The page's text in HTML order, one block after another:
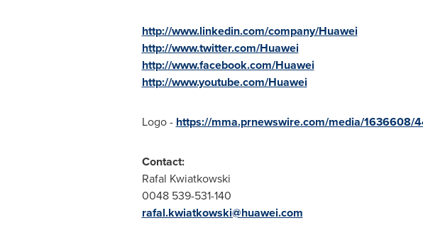
http://www.linkedin.com/company/Huawei
http://www.twitter.com/Huawei
http://www.facebook.com/Huawei
http://www.youtube.com/Huawei
Logo - https://mma.prnewswire.com/media/1636608/
Contact:
Rafal Kwiatkowski
0048 539-531-140
rafal.kwiatkowski@huawei.com